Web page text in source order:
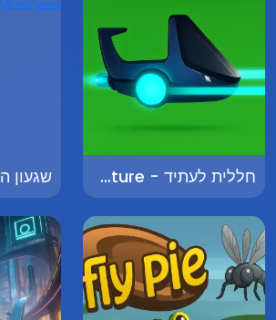
חללית לעתיד - Spaceship to the Future